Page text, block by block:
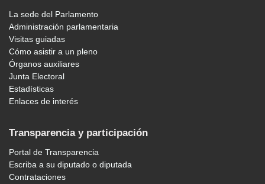
La sede del Parlamento
Administración parlamentaria
Visitas guiadas
Cómo asistir a un pleno
Órganos auxiliares
Junta Electoral
Estadísticas
Enlaces de interés
Transparencia y participación
Portal de Transparencia
Escriba a su diputado o diputada
Contrataciones